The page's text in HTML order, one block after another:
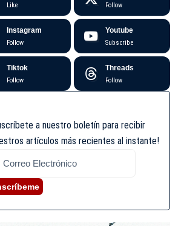
Like Follow
Instagram
Follow
Youtube
Subscribe
Tiktok
Follow
Threads
Follow
a nuestro boletín para recibir
artículos más recientes al instante!